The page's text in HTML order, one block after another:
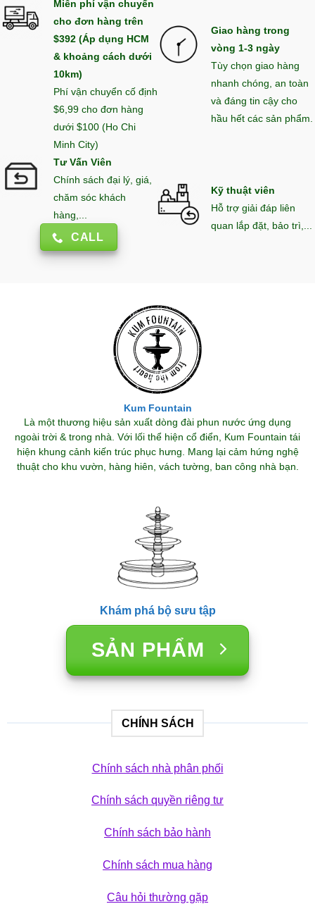
Miễn phí vận chuyển
cho đơn hàng trên
$392 (Áp dụng HCM
& khoảng cách dưới
10km)
Phí vận chuyển cố định
$6,99 cho đơn hàng
dưới $100 (Ho Chi
Minh City)
Giao hàng trong
vòng 1-3 ngày
Tùy chọn giao hàng
nhanh chóng, an toàn
và đáng tin cậy cho
hầu hết các sản phẩm.
Tư Vấn Viên
Chính sách đại lý, giá,
chăm sóc khách
hàng,...
CALL
Kỹ thuật viên
Hỗ trợ giải đáp liên
quan lắp đặt, bảo trì,...
Kum Fountain
Là một thương hiệu sản xuất dòng đài phun nước ứng dụng
ngoài trời & trong nhà. Với lối thể hiện cổ điển, Kum Fountain tái
hiện khung cảnh kiến trúc phục hưng. Mang lại cảm hứng nghệ
thuật cho khu vườn, hàng hiên, vách tường, ban công nhà bạn.
Khám phá bộ sưu tập
SẢN PHẨM
CHÍNH SÁCH
Chính sách nhà phân phối
Chính sách quyền riêng tư
Chính sách bảo hành
Chính sách mua hàng
Câu hỏi thường gặp